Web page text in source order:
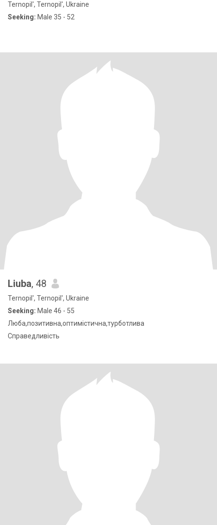
Ternopil', Ternopil', Ukraine
Seeking: Male 35 - 52
Liuba, 48
Ternopil', Ternopil', Ukraine
Seeking: Male 46 - 55
Люба,позитивна,оптимістична,турботлива
Справедливість